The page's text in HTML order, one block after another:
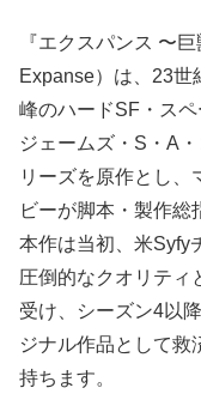
『エクスパンス 〜
Expanse）は、23世
峰のハードSF・スペ
ジェームズ・S・A
リーズを原作とし、
ビーが脚本・製作総
本作は当初、米Syfy
圧倒的なクオリティ
受け、シーズン4以
ジナル作品として救
持ちます。